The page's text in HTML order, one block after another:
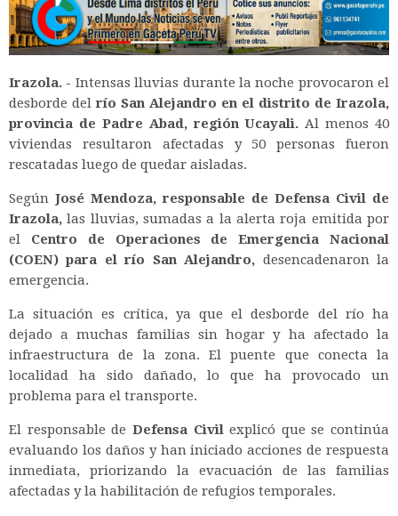
Irazola. - Intensas lluvias durante la noche provocaron el
desborde delrío San Alejandro en el distrito de Irazola,
provincia de Padre Abad, región Ucayali. Al menos 40
viviendas resultaron afectadas y 50 personas fueron
rescatadas luego de quedar aisladas.
Según José Mendoza, responsable de Defensa Civil de
Irazola, las lluvias, sumadas a la alerta roja emitida por
el Centro de Operaciones de Emergencia Nacional
(COEN) para el río San Alejandro, desencadenaron la
emergencia.
La situación es crítica, ya que el desborde del río ha
dejado a muchas familias sin hogar y ha afectado la
infraestructura de la zona. El puente que conecta la
localidad ha sido dañado, lo que ha provocado un
problema para el transporte.
El responsable de Defensa Civilexplicó que se continúa
evaluando los daños y han iniciado acciones de respuesta
inmediata, priorizando la evacuación de las familias
afectadas y la habilitación de refugios temporales.